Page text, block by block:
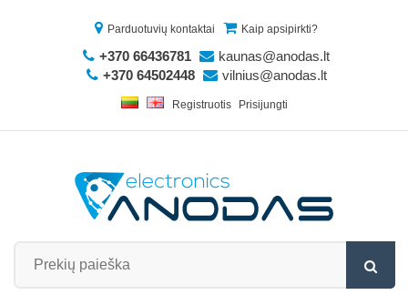
Parduotuvių kontaktai Kaip apsipirkti?
+370 66436781
kaunas@anodas.lt
+370 64502448
vilnius@anodas.lt
Registruotis Prisijungti